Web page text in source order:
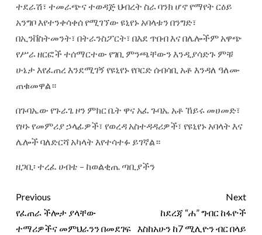
ተደራሽ፣ ተመራጭና ተወዳጅ ህብረት ስራ ባንክ ሆኖ የማየት ርዕይ
አንግቦ እየተንቀሳቀሰ የሚገኘው ዩኒየኑ አባላቱን በንግድ፣
በኢንቨስትመንት፣ በትራንስፖርት፣ በእደ ጥበብ እና በሌሎችም አዋጭ
የሥራ ዘርፎች ተሰማርተው የገቢ ምንጫቸውን እንዲያሳድጉ ምቹ
ሁኔታ እየፈጠረ እንደሚገኝ የዩኒየኑ የቦርድ ሰብሳቢ አቶ እንዳለ ዓለሙ
ጠቁመዋል።
በጉባኤው የጉራጌ ዞን ምክር ቤት ዋና አፈ ጉባኤ አቶ ኸይሩ መሀመድ፣
የዞኑ የመምሪያ ኃላፊዎች፣ የወረዳ አስተዳዳሪዎች፣ የዩኒየኑ አባላት እና
ሌሎች ባለድርሻ አካላት እየተሳተፉ ይገኛል።
ዘጋቢ፡ ተረፈ ሀብቴ – ከወልቂጤ ጣቢያችን
Previous
የፈጠራ ችሎታ ያላቸው
ተማሪዎችና መምህራንን በመደገፍ
Next
ከደረጃ “ሐ” ግብር ከፋዮች
እስከአሁን ከ7 ሚሊዮን ብር በላይ